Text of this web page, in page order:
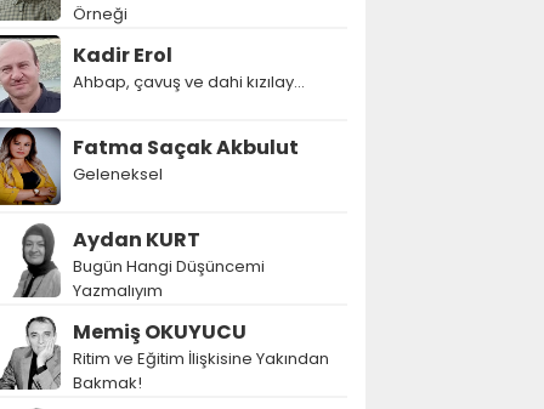
Örneği
Kadir Erol
Ahbap, çavuş ve dahi kızılay...
Fatma Saçak Akbulut
Geleneksel
Aydan KURT
Bugün Hangi Düşüncemi
Yazmalıyım
Memiş OKUYUCU
Ritim ve Eğitim İlişkisine Yakından
Bakmak!